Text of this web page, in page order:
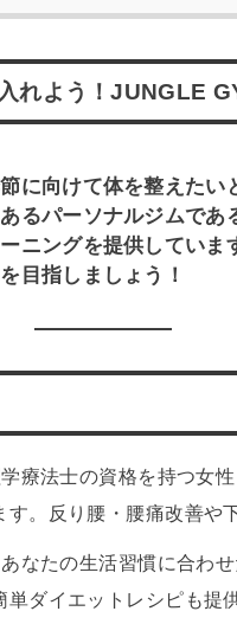
れよう！JUNGLE
に向けて体を整えたい
るパーソナルジムで
ニングを提供していま
目指しましょう！
療法士の資格を持つ女
。反り腰・腰痛改善や
あなたの生活習慣に合わ
ダイエットレシピも提供